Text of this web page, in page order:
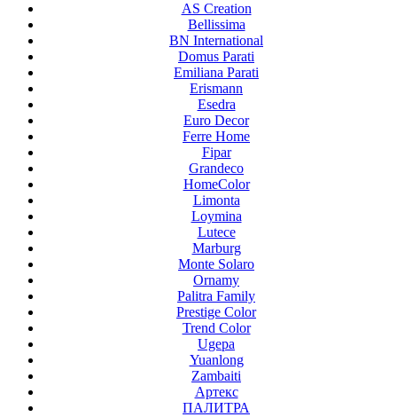
AS Creation
Bellissima
BN International
Domus Parati
Emiliana Parati
Erismann
Esedra
Euro Decor
Ferre Home
Fipar
Grandeco
HomeColor
Limonta
Loymina
Lutece
Marburg
Monte Solaro
Ornamy
Palitra Family
Prestige Color
Trend Color
Ugepa
Yuanlong
Zambaiti
Артекс
ПАЛИТРА